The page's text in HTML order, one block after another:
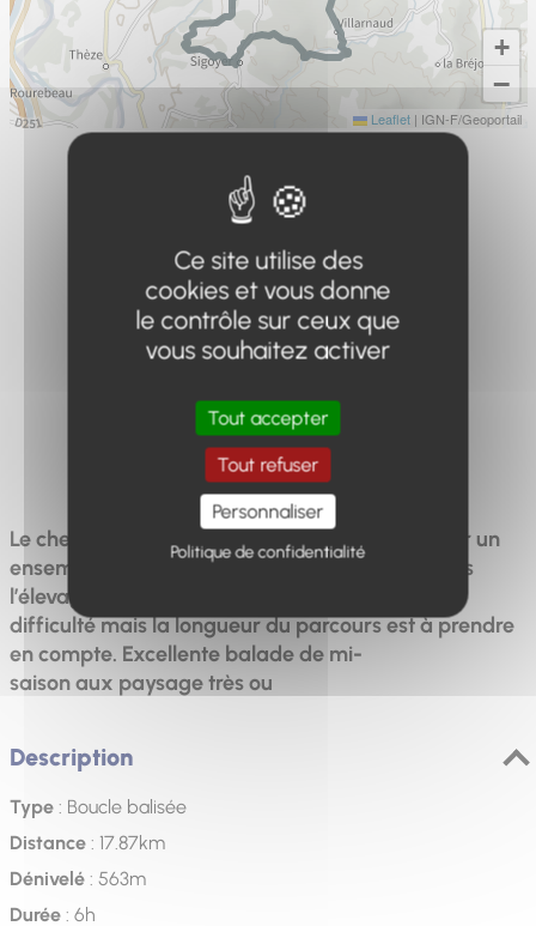
+
−
Leaflet | IGN-F/Geoportail
Distance
17.87km
Dénivelé
563m
Durée
Difficulté
Difficile
Le cheminement en boucle permet de découvrir un
ensemble de fermes principalement tourné vers
l’élevage des ovins. C’est une randonnée sans
difficulté mais la longueur du parcours est à prendre
en compte. Excellente balade de mi-
saison aux paysage très ou
Description
Type: Boucle balisée
Distance: 17.87km
Dénivelé: 563m
Durée: 6h
Ce site utilise des
cookies et vous donne
le contrôle sur ceux que
vous souhaitez activer
Tout accepter
Tout refuser
Personnaliser
Politique de confidentialité